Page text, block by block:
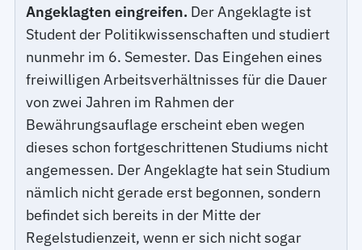
Angeklagten eingreifen. Der Angeklagte ist
Student der Politikwissenschaften und studiert
nunmehr im 6. Semester. Das Eingehen eines
freiwilligen Arbeitsverhältnisses für die Dauer
von zwei Jahren im Rahmen der
Bewährungsauflage erscheint eben wegen
dieses schon fortgeschrittenen Studiums nicht
angemessen. Der Angeklagte hat sein Studium
nämlich nicht gerade erst begonnen, sondern
befindet sich bereits in der Mitte der
Regelstudienzeit, wenn er sich nicht sogar